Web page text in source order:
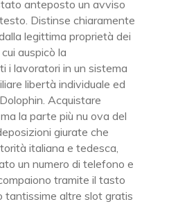
anteposto un avviso
Distinse chiaramente
legittima proprietà dei
auspicò la
i lavoratori in un sistema
libertà individuale ed
Acquistare
la parte più nu ova del
giurate che
italiana e tedesca,
un numero di telefono e
tramite il tasto
tantissime altre slot gratis